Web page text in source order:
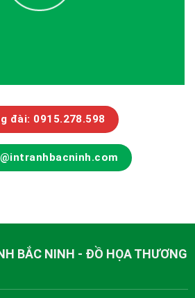
đài: 0915.278.598
BẮC NINH - ĐỒ HỌA THƯƠNG